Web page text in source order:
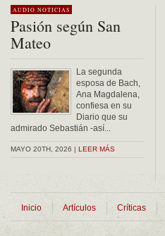
AUDIO NOTICIAS
Pasión según San
Mateo
La segunda
esposa de Bach,
Ana Magdalena,
confiesa en su
Diario que su
admirado Sebastián -así...
MAYO 20TH, 2026 | LEER MÁS
Inicio Artículos Críticas